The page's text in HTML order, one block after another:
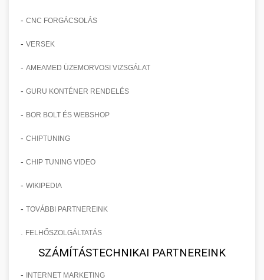
- CNC FORGÁCSOLÁS
- VERSEK
- AMEAMED ÜZEMORVOSI VIZSGÁLAT
- GURU KONTÉNER RENDELÉS
- BOR BOLT ÉS WEBSHOP
- CHIPTUNING
- CHIP TUNING VIDEO
- WIKIPEDIA
- TOVÁBBI PARTNEREINK
FELHŐSZOLGÁLTATÁS
SZÁMÍTÁSTECHNIKAI PARTNEREINK
- INTERNET MARKETING